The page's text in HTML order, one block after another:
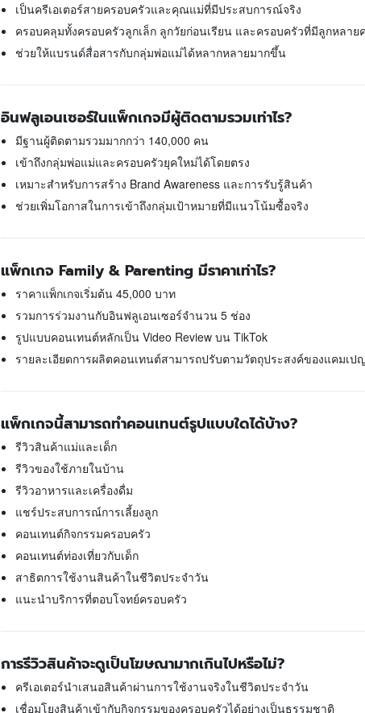
เป็นครีเอเตอร์สายครอบครัวและคุณแม่ที่มีประสบการณ์จริง
ครอบคลุมทั้งครอบครัวลูกเล็ก ลูกวัยก่อนเรียน และครอบครัวที่มีลูกหลาย
ช่วยให้แบรนด์สื่อสารกับกลุ่มพ่อแม่ได้หลากหลายมากขึ้น
อินฟลูเอนเซอร์ในแพ็กเกจมีผู้ติดตามรวมเท่าไร?
มีฐานผู้ติดตามรวมมากกว่า 140,000 คน
เข้าถึงกลุ่มพ่อแม่และครอบครัวยุคใหม่ได้โดยตรง
เหมาะสำหรับการสร้าง Brand Awareness และการรับรู้สินค้า
ช่วยเพิ่มโอกาสในการเข้าถึงกลุ่มเป้าหมายที่มีแนวโน้มซื้อจริง
แพ็กเกจ Family & Parenting มีราคาเท่าไร?
ราคาแพ็กเกจเริ่มต้น 45,000 บาท
รวมการร่วมงานกับอินฟลูเอนเซอร์จำนวน 5 ช่อง
รูปแบบคอนเทนต์หลักเป็น Video Review บน TikTok
รายละเอียดการผลิตคอนเทนต์สามารถปรับตามวัตถุประสงค์ของแคมเปญ
แพ็กเกจนี้สามารถทำคอนเทนต์รูปแบบใดได้บ้าง?
รีวิวสินค้าแม่และเด็ก
รีวิวของใช้ภายในบ้าน
รีวิวอาหารและเครื่องดื่ม
แชร์ประสบการณ์การเลี้ยงลูก
คอนเทนต์กิจกรรมครอบครัว
คอนเทนต์ท่องเที่ยวกับเด็ก
สาธิตการใช้งานสินค้าในชีวิตประจำวัน
แนะนำบริการที่ตอบโจทย์ครอบครัว
การรีวิวสินค้าจะดูเป็นโฆษณามากเกินไปหรือไม่?
ครีเอเตอร์นำเสนอสินค้าผ่านการใช้งานจริงในชีวิตประจำวัน
เชื่อมโยงสินค้าเข้ากับกิจกรรมของครอบครัวได้อย่างเป็นธรรมชาติ